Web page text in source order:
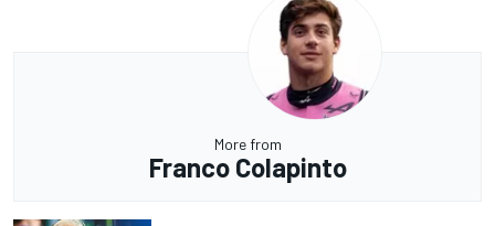
More from
Franco Colapinto